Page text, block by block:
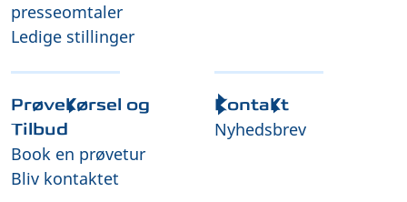
presseomtaler
Ledige stillinger
Prøvekørsel og
Tilbud
Book en prøvetur
Bliv kontaktet
Kontakt
Nyhedsbrev